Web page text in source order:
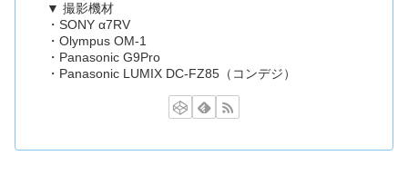
▼ 撮影機材
・SONY α7RV
・Olympus OM-1
・Panasonic G9Pro
・Panasonic LUMIX DC-FZ85（コンデジ）